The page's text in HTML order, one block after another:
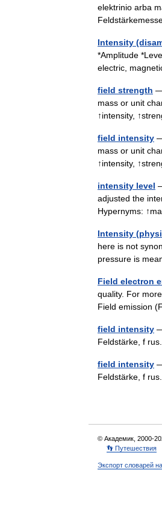
elektrinio arba
Intensity
*Amplitude
electric,
field strength —
mass or unit
↑intensity,
field intensity
mass or unit
↑intensity,
intensity level
adjusted the
Hypernyms:
Intensity
here is not
pressure is
Field electron
quality. For
Field emission
field intensity
Feldstärke, f
field intensity
Feldstärke, f
© Академик, 2000-
👣 Путешествия
Экспорт словарей